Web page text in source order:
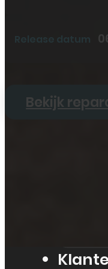
Release datum
Bekijk